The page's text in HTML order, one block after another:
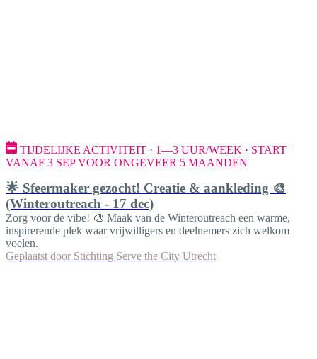
TIJDELIJKE ACTIVITEIT · 1—3 UUR/WEEK · START
VANAF 3 SEP VOOR ONGEVEER 5 MAANDEN
🌟 Sfeermaker gezocht! Creatie & aankleding 🎨
(Winteroutreach - 17 dec)
Zorg voor de vibe! 🎨 Maak van de Winteroutreach een warme,
inspirerende plek waar vrijwilligers en deelnemers zich welkom
voelen.
Geplaatst door Stichting Serve the City Utrecht